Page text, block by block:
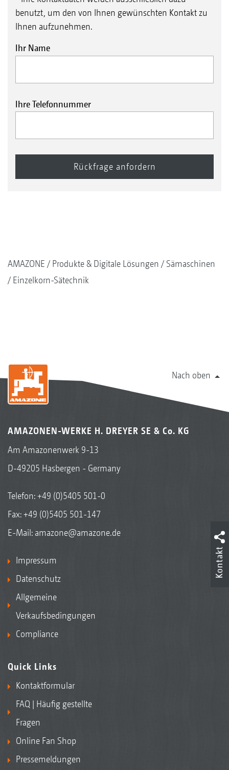
benutzt, um den von Ihnen gewünschten Kontakt zu
Ihnen aufzunehmen.
Ihr Name
Ihre Telefonnummer
AMAZONE Produkte & Digitale Lösungen
Sämaschinen
Einzelkorn-Sätechnik
Nach oben
AMAZONEN-WERKE H. DREYER SE & Co. KG
Am Amazonenwerk 9-13
D-49205 Hasbergen - Germany
Telefon:+49 (0)5405 501-0
Fax: +49 (0)5405 501-147
E-Mail: amazone@amazone.de
Impressum
Datenschutz
Allgemeine
Verkaufsbedingungen
Compliance
Quick Links
Kontaktformular
FAQ | Häufig gestellte
Fragen
Online Fan Shop
Pressemeldungen
Kontakt